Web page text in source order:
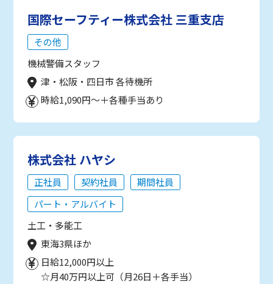
国際セーフティー株式会社 三重支店
その他
機械警備スタッフ
津・松阪・四日市 各待機所
時給1,090円～＋各種手当あり
株式会社 ハヤシ
正社員 契約社員
期間社員
パート・アルバイト
土工・多能工
東海3県ほか
日給12,000円以上
☆月40万円以上可（月26日＋各手当）